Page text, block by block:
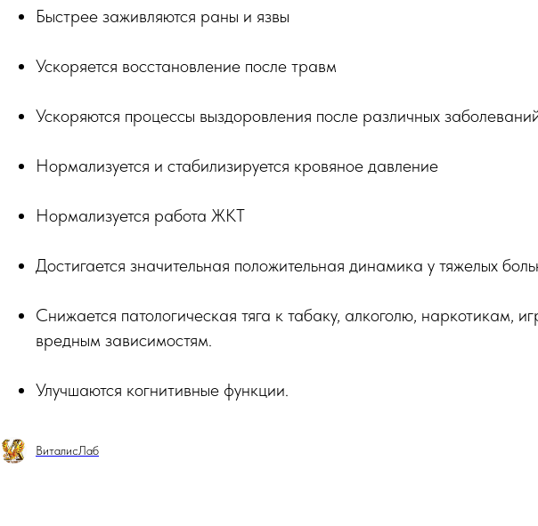
Быстрее заживляются раны и язвы
Ускоряется восстановление после травм
Ускоряются процессы выздоровления после различных
Нормализуется и стабилизируется кровяное давление
Нормализуется работа ЖКТ
Достигается значительная положительная динамика у тяжелых
Снижается патологическая тяга к табаку, алкоголю, наркотикам,
вредным зависимостям.
Улучшаются когнитивные функции.
ВиталисЛаб